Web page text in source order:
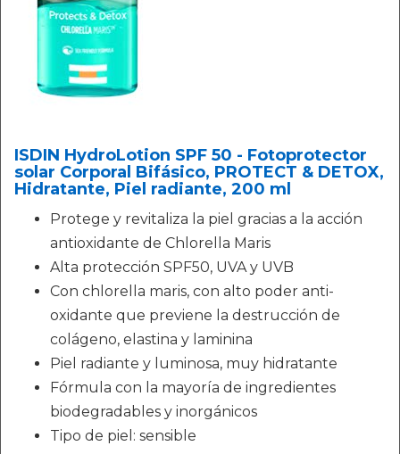
ISDIN HydroLotion SPF 50 - Fotoprotector
solar Corporal Bifásico, PROTECT & DETOX,
Hidratante, Piel radiante, 200 ml
Protege y revitaliza la piel gracias a la acción
antioxidante de Chlorella Maris
Alta protección SPF50, UVA y UVB
Con chlorella maris, con alto poder anti-
oxidante que previene la destrucción de
colágeno, elastina y laminina
Piel radiante y luminosa, muy hidratante
Fórmula con la mayoría de ingredientes
biodegradables y inorgánicos
Tipo de piel: sensible